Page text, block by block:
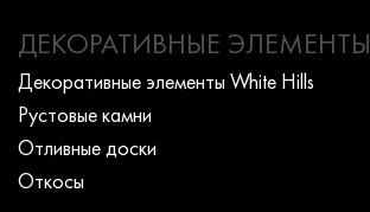
ДЕКОРАТИВНЫЕ ЭЛЕМЕНТЫ
Декоративные элементы White Hills
Рустовые камни
Отливные доски
Откосы